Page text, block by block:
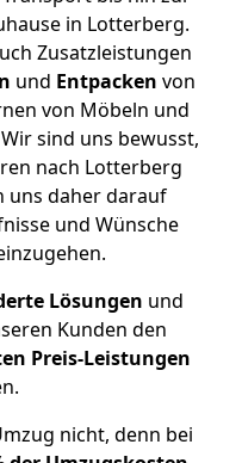
in Lotterberg.
Zusatzleistungen
und Entpacken von
von Möbeln und
sind uns bewusst,
nach Lotterberg
uns daher darauf
und Wünsche
Lösungen und
Kunden den
Preis-Leistungen
nicht, denn bei